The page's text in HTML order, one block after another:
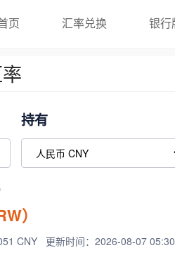
页 汇率兑换 银行
持有
）
CNY 更新时间：2026-08-07